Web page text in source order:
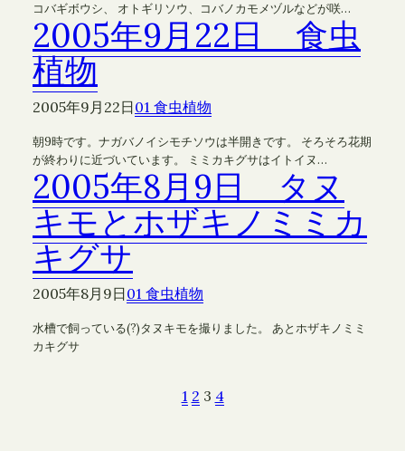
コバギボウシ、 オトギリソウ、コバノカモメヅルなどが咲…
2005年9月22日 食虫
植物
2005年9月22日01 食虫植物
朝9時です。ナガバノイシモチソウは半開きです。 そろそろ花期
が終わりに近づいています。 ミミカキグサはイトイヌ…
2005年8月9日 タヌ
キモとホザキノミミカ
キグサ
2005年8月9日01 食虫植物
水槽で飼っている(?)タヌキモを撮りました。 あとホザキノミミ
カキグサ
1 2 3 4